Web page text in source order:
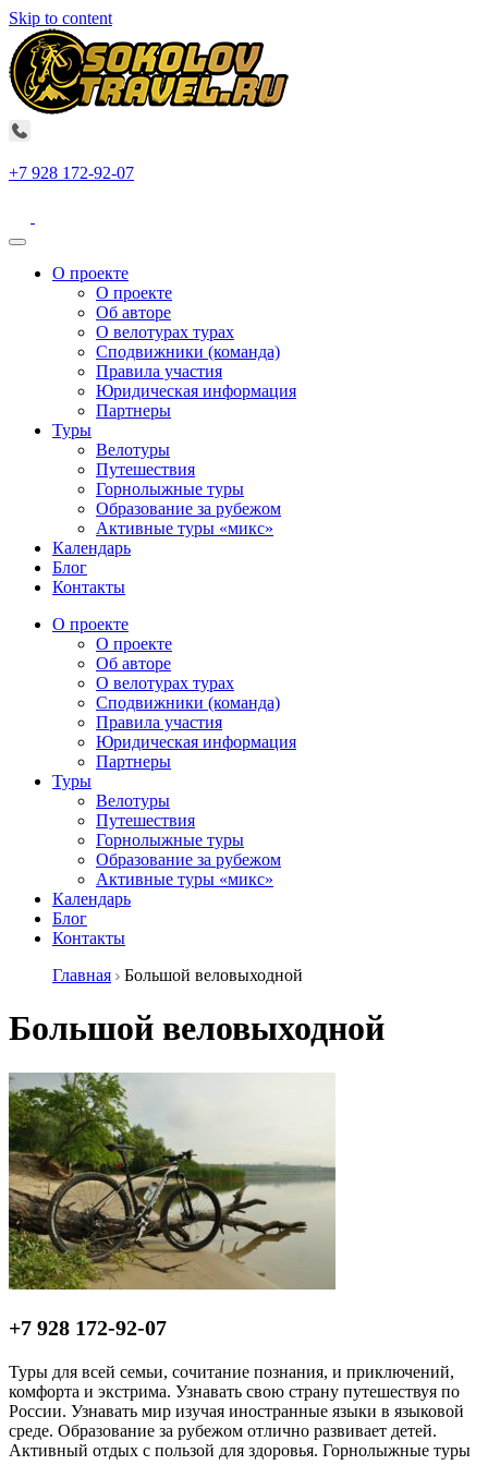
Skip to content
+7 928 172-92-07
О проекте
О проекте
Об авторе
О велотурах турах
Сподвижники (команда)
Правила участия
Юридическая информация
Партнеры
Туры
Велотуры
Путешествия
Горнолыжные туры
Образование за рубежом
Активные туры «микс»
Календарь
Блог
Контакты
О проекте
О проекте
Об авторе
О велотурах турах
Сподвижники (команда)
Правила участия
Юридическая информация
Партнеры
Туры
Велотуры
Путешествия
Горнолыжные туры
Образование за рубежом
Активные туры «микс»
Календарь
Блог
Контакты
Главная
Большой веловыходной
Большой веловыходной
+7 928 172-92-07
Туры для всей семьи, сочитание познания, и приключений,
комфорта и экстрима. Узнавать свою страну путешествуя по
России. Узнавать мир изучая иностранные языки в языковой
среде. Образование за рубежом отлично развивает детей.
Активный отдых с пользой для здоровья. Горнолыжные туры